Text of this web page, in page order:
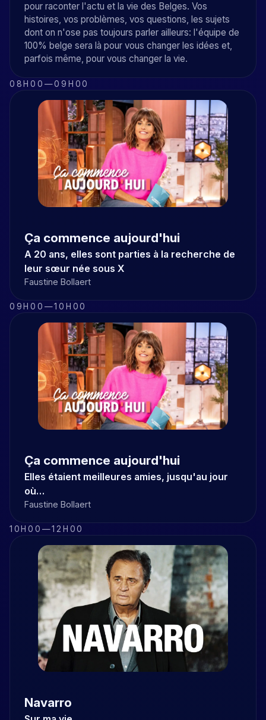
pour raconter l'actu et la vie des Belges. Vos
histoires, vos problèmes, vos questions, les sujets
dont on n'ose pas toujours parler ailleurs: l'équipe de
100% belge sera là pour vous changer les idées et,
parfois même, pour vous changer la vie.
08H00 —09H00
Ça commence aujourd'hui
A 20 ans, elles sont parties à la recherche de
leur sœur née sous X
Faustine Bollaert
09H00 —10H00
Ça commence aujourd'hui
Elles étaient meilleures amies, jusqu'au jour
où…
Faustine Bollaert
10H00 —12H00
Navarro